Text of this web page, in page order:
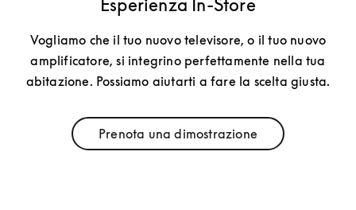
Esperienza In-Store
Vogliamo che il tuo nuovo televisore, o il tuo nuovo
amplificatore, si integrino perfettamente nella tua
abitazione. Possiamo aiutarti a fare la scelta giusta.
Prenota una dimostrazione
Link Opens in New Tab